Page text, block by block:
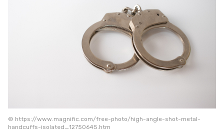
© https://www.magnific.com/free-photo/high-angle-shot-metal-
handcuffs-isolated_12750645.htm